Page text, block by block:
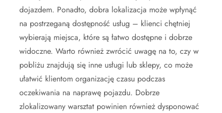
dojazdem. Ponadto, dobra lokalizacja może wpłynąć
na postrzeganą dostępność usług – klienci chętniej
wybierają miejsca, które są łatwo dostępne i dobrze
widoczne. Warto również zwrócić uwagę na to, czy w
pobliżu znajdują się inne usługi lub sklepy, co może
ułatwić klientom organizację czasu podczas
oczekiwania na naprawę pojazdu. Dobrze
zlokalizowany warsztat powinien również dysponować